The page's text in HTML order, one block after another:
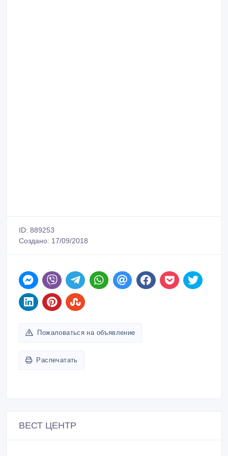
ID: 889253
Создано: 17/09/2018
Пожаловаться на объявление
Распечатать
ВЕСТ ЦЕНТР